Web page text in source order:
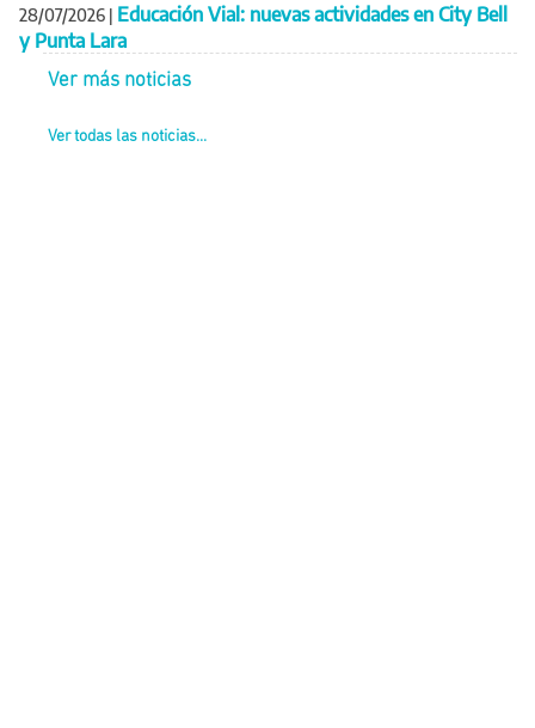
28/07/2026 | Educación Vial: nuevas actividades en City Bell
y Punta Lara
Ver más noticias
Ver todas las noticias...